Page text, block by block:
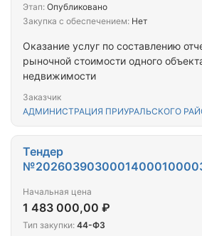
Оказание услуг по составлению
рыночной стоимости одного
недвижимости
Заказчик
АДМИНИСТРАЦИЯ ПРИУРАЛЬСКОГО
Этап: Опубликовано
Закупка с обеспечением: Нет
Тендер
Начальная цена
1 483 000,00 ₽
Тип закупки: 44-ФЗ